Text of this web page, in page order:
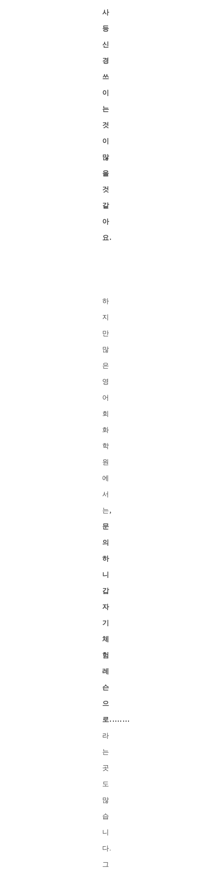
사
등
신
경
쓰
이
는
것
이
많
을
것
같
아
요.
하
지
만
많
은
영
어
회
화
학
원
에
서
는,
문
의
하
니
갑
자
기
체
험
레
슨
으
로........
라
는
곳
도
많
습
니
다.
그